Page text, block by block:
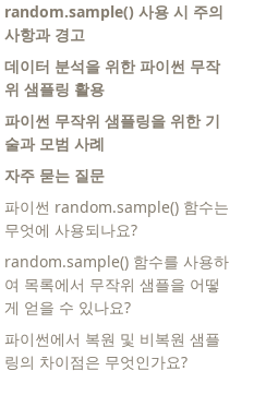
random.sample() 사용 시 주의
사항과 경고
데이터 분석을 위한 파이썬 무작
위 샘플링 활용
파이썬 무작위 샘플링을 위한 기
술과 모범 사례
자주 묻는 질문
파이썬 random.sample() 함수는
무엇에 사용되나요?
random.sample() 함수를 사용하
여 목록에서 무작위 샘플을 어떻
게 얻을 수 있나요?
파이썬에서 복원 및 비복원 샘플
링의 차이점은 무엇인가요?